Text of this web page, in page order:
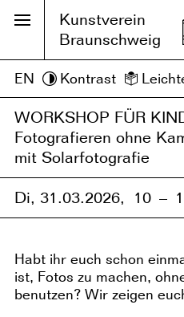
Kunstverein
Braunschweig
EN Kontrast
WORKSHOP FÜR
Fotografieren ohne
mit Solarfotografie
Di, 31.03.2026, 10 –
Habt ihr euch schon
ist, Fotos zu machen,
benutzen? Wir zeigen